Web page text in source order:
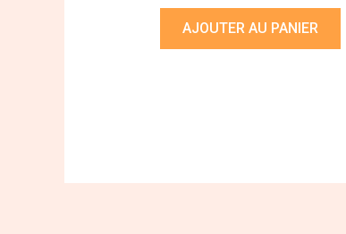
AJOUTER AU PANIER